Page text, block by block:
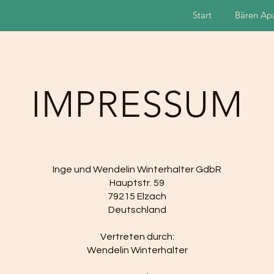
Start Bären
IMPRESSUM
Inge und Wendelin Winterhalter GdbR
Hauptstr. 59
79215 Elzach
Deutschland
Vertreten durch:
Wendelin Winterhalter